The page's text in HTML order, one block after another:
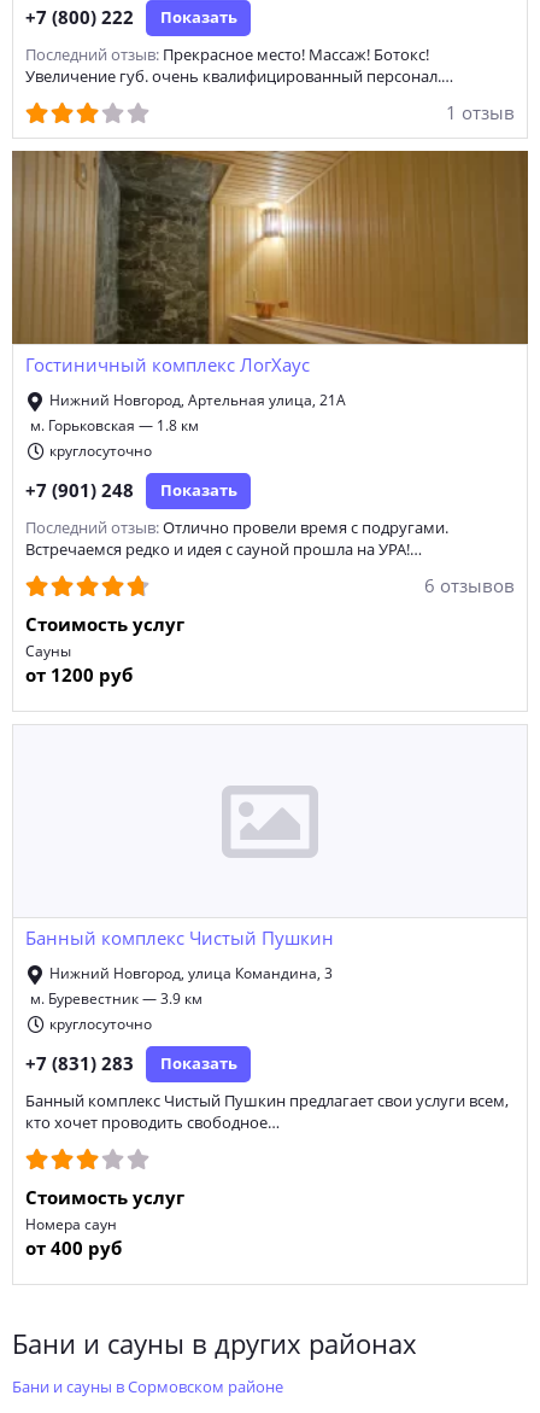
+7 (800) 222 Показать
Последний отзыв: Прекрасное место! Массаж! Ботокс!
Увеличение губ. очень квалифицированный персонал.…
1 отзыв
Гостиничный комплекс ЛогХаус
Нижний Новгород, Артельная улица, 21А
м. Горьковская — 1.8 км
круглосуточно
+7 (901) 248 Показать
Последний отзыв: Отлично провели время с подругами.
Встречаемся редко и идея с сауной прошла на УРА!…
6 отзывов
Стоимость услуг
Сауны
от 1200 руб
Банный комплекс Чистый Пушкин
Нижний Новгород, улица Командина, 3
м. Буревестник — 3.9 км
круглосуточно
+7 (831) 283 Показать
Банный комплекс Чистый Пушкин предлагает свои услуги всем,
кто хочет проводить свободное…
Стоимость услуг
Номера саун
от 400 руб
Бани и сауны в других районах
Бани и сауны в Сормовском районе